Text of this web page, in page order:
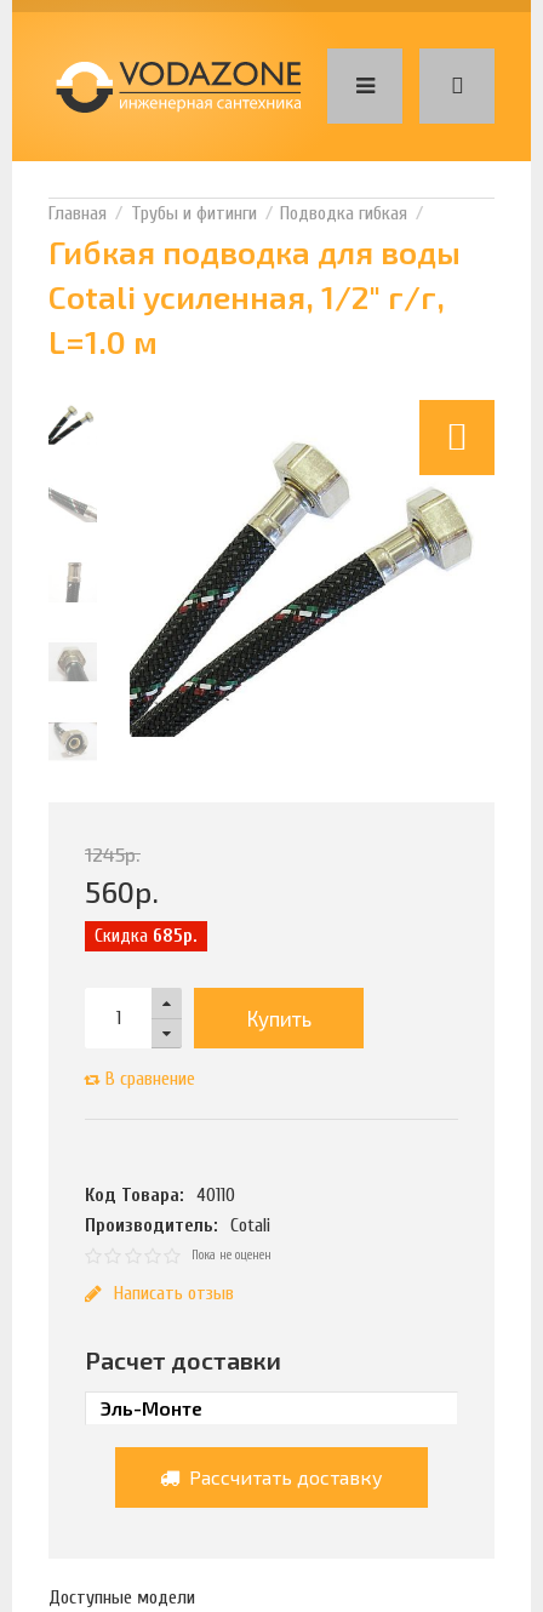
Трубы и фитинги Подводка гибкая
Гибкая подводка для воды
Cotali усиленная, 1/2" г/г,
L=1.0 м
1245р.
560р.
Скидка 685р.
Купить
В сравнение
Код Товара:
40110
Производитель:
Cotali
Пока не оценен
Написать отзыв
Расчет доставки
Рассчитать доставку
Доступные модели